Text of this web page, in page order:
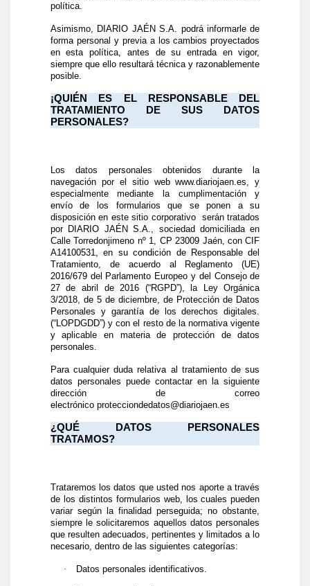
política.
Asimismo, DIARIO JAÉN S.A. podrá informarle de
forma personal y previa a los cambios proyectados
en esta política, antes de su entrada en vigor,
siempre que ello resultará técnica y razonablemente
posible.
¡QUIÉN ES EL RESPONSABLE DEL
TRATAMIENTO DE SUS DATOS
PERSONALES?
Los datos personales obtenidos durante la
navegación por el sitio webwww.diariojaen.es, y
especialmente mediante la cumplimentación y
envío de los formularios que se ponen a su
disposición en este sitio corporativo serán tratados
por DIARIO JAÉN S.A., sociedad domiciliada en
Calle Torredonjimeno nº 1, CP 23009 Jaén, con CIF
A14100531, en su condición de Responsable del
Tratamiento, de acuerdo al Reglamento (UE)
2016/679 del Parlamento Europeo y del Consejo de
27 de abril de 2016 (“RGPD”), la Ley Orgánica
3/2018, de 5 de diciembre, de Protección de Datos
Personales y garantía de los derechos digitales.
(“LOPDGDD”) y con el resto de la normativa vigente
y aplicable en materia de protección de datos
personales.
Para cualquier duda relativa al tratamiento de sus
datos personales puede contactar en la siguiente
dirección de correo
electrónico protecciondedatos@diariojaen.es
¿QUÉ DATOS PERSONALES
TRATAMOS?
Trataremos los datos que usted nos aporte a través
de los distintos formularios web, los cuales pueden
variar según la finalidad perseguida; no obstante,
siempre le solicitaremos aquellos datos personales
que resulten adecuados, pertinentes y limitados a lo
necesario, dentro de las siguientes categorías:
· Datos personales identificativos.